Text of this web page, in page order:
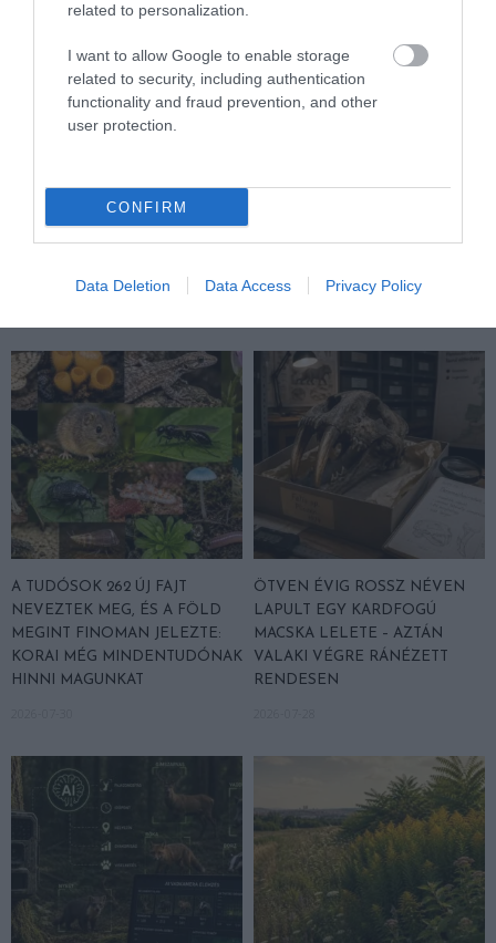
related to personalization.
I want to allow Google to enable storage
related to security, including authentication
functionality and fraud prevention, and other
user protection.
CONFIRM
Data Deletion Data Access Privacy Policy
HÉTKÖZNAPI MADARAK ÉS
PILLANGÓK CSENDES
2026-07-31
A TUDÓSOK 262 ÚJ FAJT
NEVEZTEK MEG, ÉS A FÖLD
MEGINT FINOMAN JELEZTE:
KORAI MÉG MINDENTUDÓNAK
HINNI MAGUNKAT
ÖTVEN ÉVIG ROSSZ NÉVEN
LAPULT EGY KARDFOGÚ
MACSKA LELETE – AZTÁN
VALAKI VÉGRE RÁNÉZETT
RENDESEN